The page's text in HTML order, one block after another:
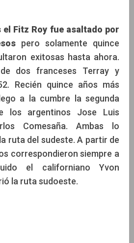
el Fitz Roy fue asaltado por
pero solamente quince
exitosas hasta ahora.
dos franceses Terray y
Recién quince años más
a la cumbre la segunda
los argentinos Jose Luis
Comesaña. Ambas lo
ruta del sudeste. A partir de
correspondieron siempre a
el californiano Yvon
la ruta sudoeste.